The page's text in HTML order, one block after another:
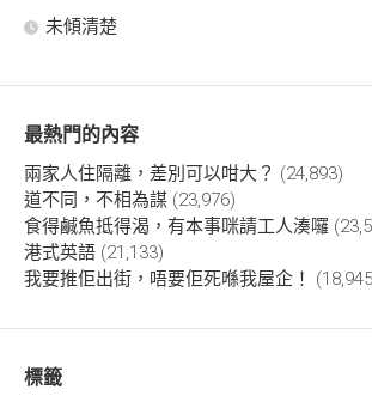
未傾清楚
最熱門的內容
兩家人住隔離，差別可以咁大？ (24,893)
道不同，不相為謀 (23,976)
食得鹹魚抵得渴，有本事咪請工人湊囉
港式英語 (21,133)
我要推佢出街，唔要佢死喺我屋企！
標籤